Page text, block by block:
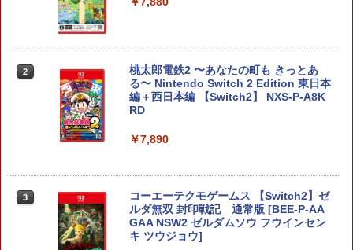
2
桃太郎電鉄2 〜あなたの町も きっとあ
る〜 Nintendo Switch 2 Edition 東日本
編＋西日本編 【Switch2】 NXS-P-A8K
RD
￥7,890
3
コーエーテクモゲームス 【Switch2】ゼ
ルダ無双 封印戦記 通常版 [BEE-P-AA
GAA NSW2 ゼルダムソウ フウインセン
キ ツウジョウ]